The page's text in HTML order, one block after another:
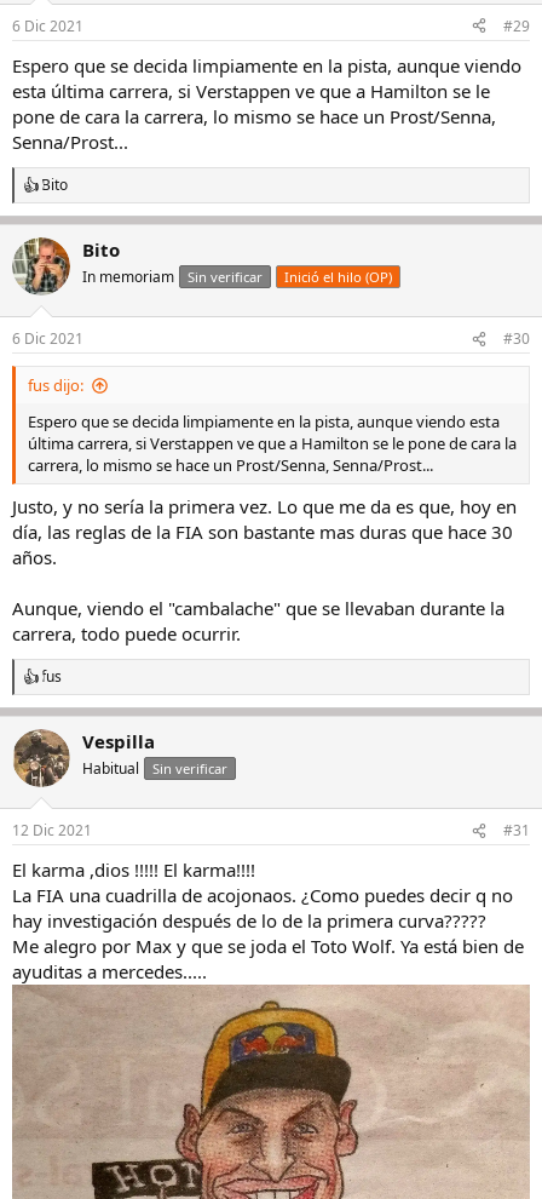
6 Dic 2021 #29
Espero que se decida limpiamente en la pista, aunque viendo
esta última carrera, si Verstappen ve que a Hamilton se le
pone de cara la carrera, lo mismo se hace un Prost/Senna,
Senna/Prost...
R
e
a
c
c
i
e
s
Bito
Bito
In memoriam Sin verificar Inició el hilo (OP)
6 Dic 2021 #30
fus dijo:
Espero que se decida limpiamente en la pista, aunque viendo esta
última carrera, si Verstappen ve que a Hamilton se le pone de cara la
carrera, lo mismo se hace un Prost/Senna, Senna/Prost...
Justo, y no sería la primera vez. Lo que me da es que, hoy en
día, las reglas de la FIA son bastante mas duras que hace 30
años.
Aunque, viendo el "cambalache" que se llevaban durante la
carrera, todo puede ocurrir.
R
e
a
c
c
i
e
:
fus
Vespilla
Habitual Sin verificar
12 Dic 2021 #31
El karma ,dios !!!!! El karma!!!!
La FIA una cuadrilla de acojonaos. ¿Como puedes decir q no
hay investigación después de lo de la primera curva?????
Me alegro por Max y que se joda el Toto Wolf. Ya está bien de
ayuditas a mercedes.....